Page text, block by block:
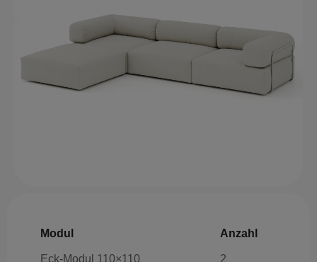
Modul Anzahl
Eck-Modul 110×110 2